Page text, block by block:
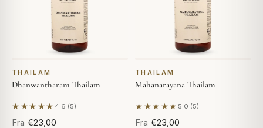
THAILAM
Dhanwantharam Thailam
★★★★★ 4.6 (5)
Baseret på 5 anmeldelser
Fra €23,00
THAILAM
Mahanarayana Thailam
★★★★★ 5.0 (5)
Baseret på 5 anmeldelser
Fra €23,00